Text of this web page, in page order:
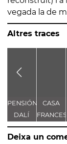
vegada la de
Altres traces
PENSIÓN
DALÍ
CASA
PIÑA
Deixa un